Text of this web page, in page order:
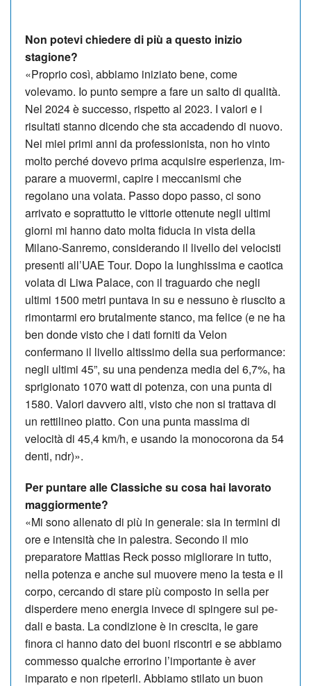
Non potevi chiedere di più a questo inizio
stagione?
«Proprio così, abbiamo iniziato bene, come
volevamo. Io punto sempre a fare un salto di qualità.
Nel 2024 è successo, rispetto al 2023. I valori e i
risultati stanno dicendo che sta accadendo di nuovo.
Nei miei primi anni da professionista, non ho vinto
molto perché dovevo prima acquisire esperienza, im­
parare a muovermi, capire i meccanismi che
regolano una volata. Passo do­po passo, ci sono
arrivato e soprattutto le vittorie ottenute negli ultimi
giorni mi hanno dato molta fiducia in vista della
Milano-Sanremo, considerando il livello dei velocisti
presenti all’UAE Tour. Dopo la lunghissima e caotica
volata di Liwa Palace, con il traguardo che negli
ultimi 1500 metri puntava in su e nessuno è riuscito a
rimontarmi ero brutalmente stanco, ma felice (e ne ha
ben donde visto che i dati forniti da Velon
confermano il livello altissimo della sua performance:
negli ultimi 45”, su una pendenza media del 6,7%, ha
sprigionato 1070 watt di potenza, con una punta di
1580. Valori davvero alti, visto che non si trattava di
un rettilineo piatto. Con una punta massima di
velocità di 45,4 km/h, e usando la mo­nocorona da 54
denti, ndr)».
Per puntare alle Classiche su cosa hai la­vorato
maggiormente?
«Mi sono allenato di più in generale: sia in termini di
ore e intensità che in palestra. Secondo il mio
preparatore Mattias Reck posso migliorare in tutto,
nella potenza e anche sul muovere me­no la testa e il
corpo, cercando di stare più composto in sella per
disperdere meno energia invece di spingere sui pe­
dali e basta. La condizione è in crescita, le gare
finora ci hanno dato dei buo­ni riscontri e se abbiamo
commesso qualche errorino l’importante è aver
imparato e non ripeterli. Abbiamo stilato un buon